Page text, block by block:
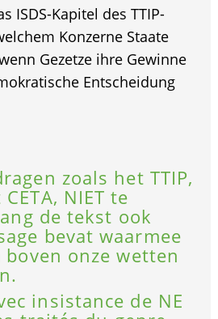
ISDS-Kapitel des TTIP-
Konzerne Staate
Gezetze ihre Gewinne
Entscheidung
zoals het TTIP,
NIET te
de tekst ook
bevat waarmee
onze wetten
insistance de NE